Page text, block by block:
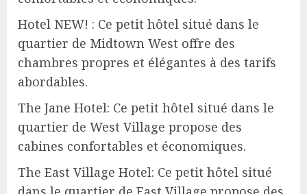
Hotel NEW! : Ce petit hôtel situé dans le
quartier de Midtown West offre des
chambres propres et élégantes à des tarifs
abordables.
The Jane Hotel: Ce petit hôtel situé dans le
quartier de West Village propose des
cabines confortables et économiques.
The East Village Hotel: Ce petit hôtel situé